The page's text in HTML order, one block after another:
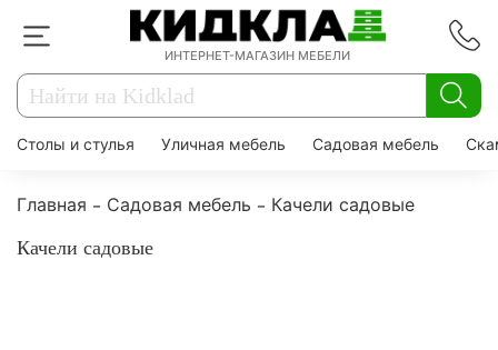
ИНТЕРНЕТ-МАГАЗИН МЕБЕЛИ
Столы и стулья Уличная мебель Садовая мебель
Главная Садовая мебель
Качели садовые
Качели садовые